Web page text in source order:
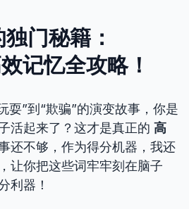
门秘籍：
记忆全攻略！
耍”到“欺骗”的演变故事，你是
活起来了？这才是真正的 高
还不够，作为得分机器，我还
让你把这些词牢牢刻在脑子
利器！